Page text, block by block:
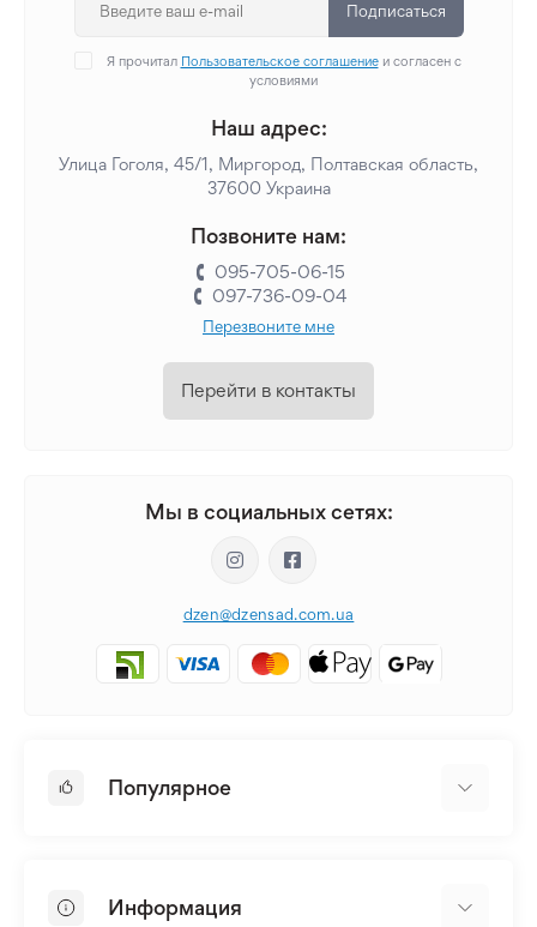
Подписаться
Я прочитал Пользовательское соглашениеи согласен с
условиями
Наш адрес:
Улица Гоголя, 45/1, Миргород, Полтавская область,
37600 Украина
Позвоните нам:
095-705-06-15
097-736-09-04
Перезвоните мне
Перейти в контакты
Мы в социальных сетях:
dzen@dzensad.com.ua
Популярное
Лилия
Информация